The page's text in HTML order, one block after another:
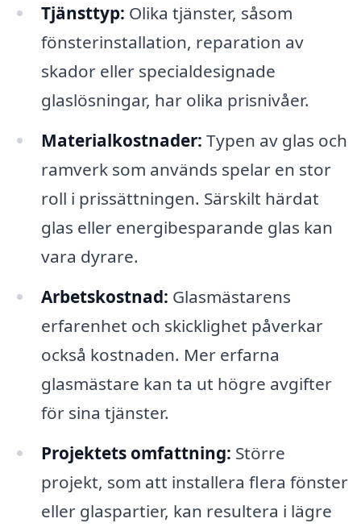
Tjänsttyp: Olika tjänster, såsom
fönsterinstallation, reparation av
skador eller specialdesignade
glaslösningar, har olika prisnivåer.
Materialkostnader: Typen av glas och
ramverk som används spelar en stor
roll i prissättningen. Särskilt härdat
glas eller energibesparande glas kan
vara dyrare.
Arbetskostnad: Glasmästarens
erfarenhet och skicklighet påverkar
också kostnaden. Mer erfarna
glasmästare kan ta ut högre avgifter
för sina tjänster.
Projektets omfattning: Större
projekt, som att installera flera fönster
eller glaspartier, kan resultera i lägre